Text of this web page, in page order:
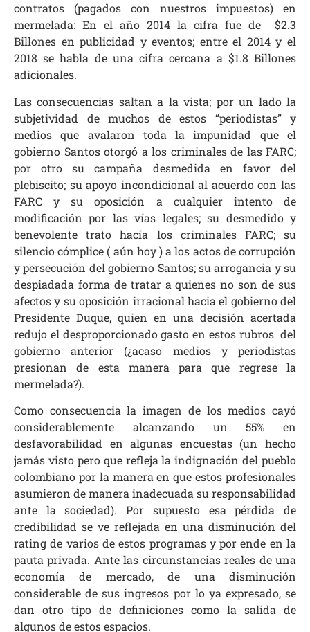
contratos (pagados con nuestros impuestos) en
mermelada: En el año 2014 la cifra fue de $2.3
Billones en publicidad y eventos; entre el 2014 y el
2018 se habla de una cifra cercana a $1.8 Billones
adicionales.
Las consecuencias saltan a la vista; por un lado la
subjetividad de muchos de estos “periodistas” y
medios que avalaron toda la impunidad que el
gobierno Santos otorgó a los criminales de las FARC;
por otro su campaña desmedida en favor del
plebiscito; su apoyo incondicional al acuerdo con las
FARC y su oposición a cualquier intento de
modificación por las vías legales; su desmedido y
benevolente trato hacía los criminales FARC; su
silencio cómplice ( aún hoy ) a los actos de corrupción
y persecución del gobierno Santos; su arrogancia y su
despiadada forma de tratar a quienes no son de sus
afectos y su oposición irracional hacia el gobierno del
Presidente Duque, quien en una decisión acertada
redujo el desproporcionado gasto en estos rubros del
gobierno anterior (¿acaso medios y periodistas
presionan de esta manera para que regrese la
mermelada?).
Como consecuencia la imagen de los medios cayó
considerablemente alcanzando un 55% en
desfavorabilidad en algunas encuestas (un hecho
jamás visto pero que refleja la indignación del pueblo
colombiano por la manera en que estos profesionales
asumieron de manera inadecuada su responsabilidad
ante la sociedad). Por supuesto esa pérdida de
credibilidad se ve reflejada en una disminución del
rating de varios de estos programas y por ende en la
pauta privada. Ante las circunstancias reales de una
economía de mercado, de una disminución
considerable de sus ingresos por lo ya expresado, se
dan otro tipo de definiciones como la salida de
algunos de estos espacios.